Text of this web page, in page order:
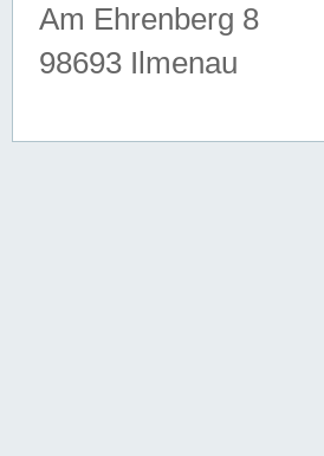
Am Ehrenberg 8
98693 Ilmenau